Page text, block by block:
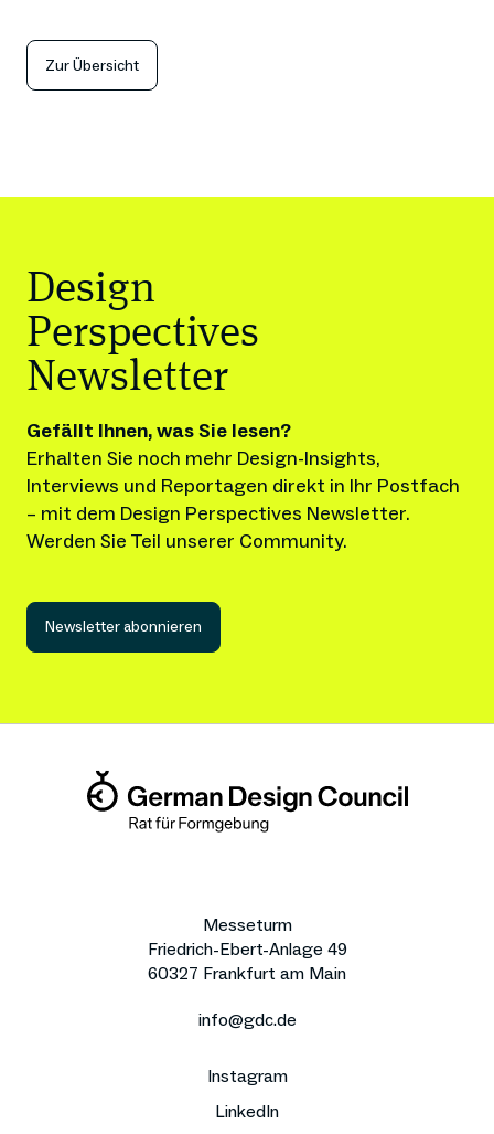
Zur Übersicht
Design
Perspectives
Newsletter
Gefällt Ihnen, was Sie lesen?
Erhalten Sie noch mehr Design-Insights,
Interviews und Reportagen direkt in Ihr Postfach
– mit dem Design Perspectives Newsletter.
Werden Sie Teil unserer Community.
Newsletter abonnieren
Messeturm
Friedrich-Ebert-Anlage 49
60327 Frankfurt am Main
info@gdc.de
Instagram
LinkedIn